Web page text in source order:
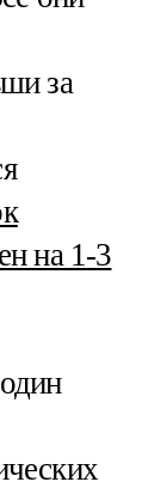
за
на 1-3